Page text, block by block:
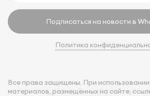
Подписаться на новости в
Политика
Все права защищены. При использовании
материалов, размещённых на сайте,